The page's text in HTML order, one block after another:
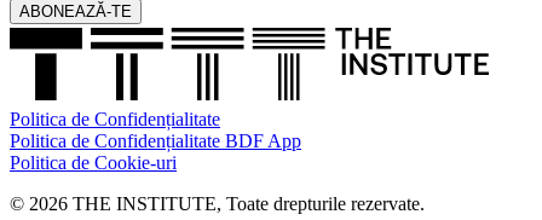
ABONEAZĂ-TE
Politica de Confidențialitate
Politica de Confidențialitate BDF App
Politica de Cookie-uri
© 2026 THE INSTITUTE, Toate drepturile rezervate.